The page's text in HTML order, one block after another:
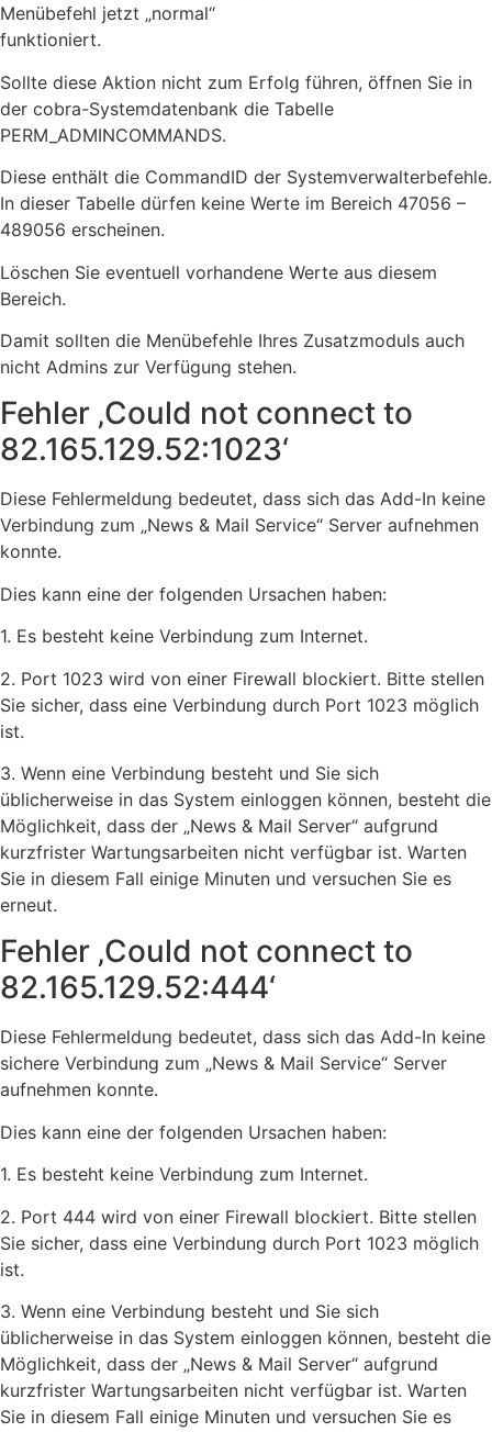
Menübefehl jetzt „normal“
funktioniert.
Sollte diese Aktion nicht zum Erfolg führen, öffnen Sie in
der cobra-Systemdatenbank die Tabelle
PERM_ADMINCOMMANDS.
Diese enthält die CommandID der Systemverwalterbefehle.
In dieser Tabelle dürfen keine Werte im Bereich 47056 –
489056 erscheinen.
Löschen Sie eventuell vorhandene Werte aus diesem
Bereich.
Damit sollten die Menübefehle Ihres Zusatzmoduls auch
nicht Admins zur Verfügung stehen.
Fehler ‚Could not connect to
82.165.129.52:1023‘
Diese Fehlermeldung bedeutet, dass sich das Add-In keine
Verbindung zum „News & Mail Service“ Server aufnehmen
konnte.
Dies kann eine der folgenden Ursachen haben:
1. Es besteht keine Verbindung zum Internet.
2. Port 1023 wird von einer Firewall blockiert. Bitte stellen
Sie sicher, dass eine Verbindung durch Port 1023 möglich
ist.
3. Wenn eine Verbindung besteht und Sie sich
üblicherweise in das System einloggen können, besteht die
Möglichkeit, dass der „News & Mail Server“ aufgrund
kurzfrister Wartungsarbeiten nicht verfügbar ist. Warten
Sie in diesem Fall einige Minuten und versuchen Sie es
erneut.
Fehler ‚Could not connect to
82.165.129.52:444‘
Diese Fehlermeldung bedeutet, dass sich das Add-In keine
sichere Verbindung zum „News & Mail Service“ Server
aufnehmen konnte.
Dies kann eine der folgenden Ursachen haben:
1. Es besteht keine Verbindung zum Internet.
2. Port 444 wird von einer Firewall blockiert. Bitte stellen
Sie sicher, dass eine Verbindung durch Port 1023 möglich
ist.
3. Wenn eine Verbindung besteht und Sie sich
üblicherweise in das System einloggen können, besteht die
Möglichkeit, dass der „News & Mail Server“ aufgrund
kurzfrister Wartungsarbeiten nicht verfügbar ist. Warten
Sie in diesem Fall einige Minuten und versuchen Sie es